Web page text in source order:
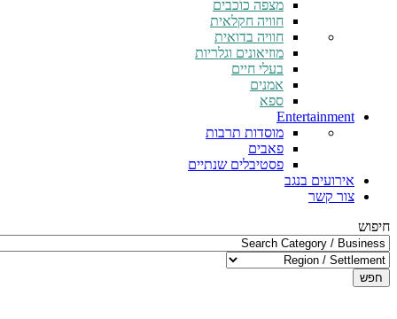
מצפה כוכבים
חוויה חקלאית
חוויה בדואית
מוזיאונים וגלריות
בעלי חיים
אמנים
ספא
Entertainment
מוסדות תרבות
פאבים
פסטיבלים שנתיים
אירועים בנגב
צור קשר
חיפוש
חפש